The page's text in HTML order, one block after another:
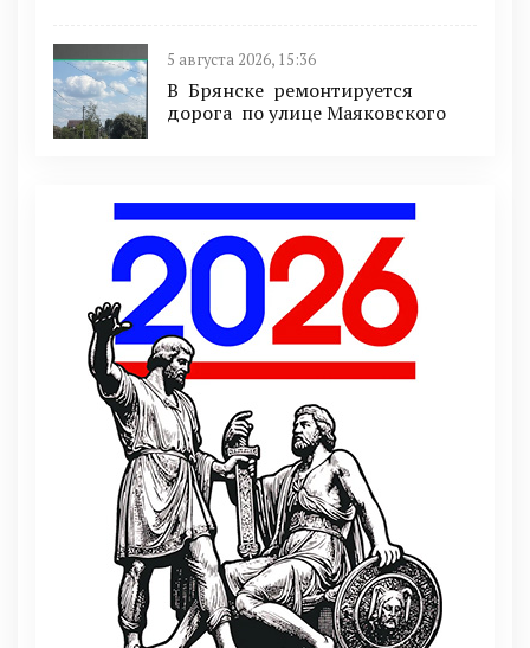
5 августа 2026, 15:36
В Брянске ремонтируется
дорога по улице Маяковского